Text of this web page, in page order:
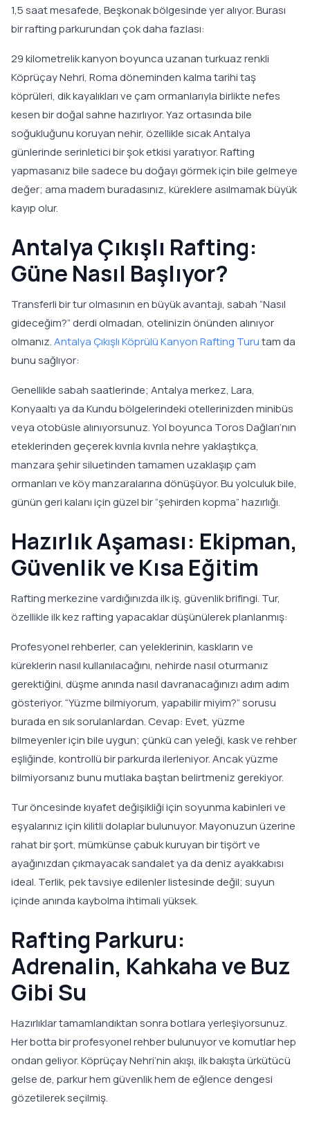
1,5 saat mesafede, Beşkonak bölgesinde yer alıyor. Burası
bir rafting parkurundan çok daha fazlası:
29 kilometrelik kanyon boyunca uzanan turkuaz renkli
Köprüçay Nehri, Roma döneminden kalma tarihi taş
köprüleri, dik kayalıkları ve çam ormanlarıyla birlikte nefes
kesen bir doğal sahne hazırlıyor. Yaz ortasında bile
soğukluğunu koruyan nehir, özellikle sıcak Antalya
günlerinde serinletici bir şok etkisi yaratıyor. Rafting
yapmasanız bile sadece bu doğayı görmek için bile gelmeye
değer; ama madem buradasınız, küreklere asılmamak büyük
kayıp olur.
Antalya Çıkışlı Rafting:
Güne Nasıl Başlıyor?
Transferli bir tur olmasının en büyük avantajı, sabah “Nasıl
gideceğim?” derdi olmadan, otelinizin önünden alınıyor
olmanız.Antalya Çıkışlı Köprülü Kanyon Rafting Turutam da
bunu sağlıyor:
Genellikle sabah saatlerinde; Antalya merkez, Lara,
Konyaaltı ya da Kundu bölgelerindeki otellerinizden minibüs
veya otobüsle alınıyorsunuz. Yol boyunca Toros Dağları’nın
eteklerinden geçerek kıvrıla kıvrıla nehre yaklaştıkça,
manzara şehir siluetinden tamamen uzaklaşıp çam
ormanları ve köy manzaralarına dönüşüyor. Bu yolculuk bile,
günün geri kalanı için güzel bir “şehirden kopma” hazırlığı.
Hazırlık Aşaması: Ekipman,
Güvenlik ve Kısa Eğitim
Rafting merkezine vardığınızda ilk iş, güvenlik brifingi. Tur,
özellikle ilk kez rafting yapacaklar düşünülerek planlanmış:
Profesyonel rehberler, can yeleklerinin, kaskların ve
küreklerin nasıl kullanılacağını, nehirde nasıl oturmanız
gerektiğini, düşme anında nasıl davranacağınızı adım adım
gösteriyor. “Yüzme bilmiyorum, yapabilir miyim?” sorusu
burada en sık sorulanlardan. Cevap: Evet, yüzme
bilmeyenler için bile uygun; çünkü can yeleği, kask ve rehber
eşliğinde, kontrollü bir parkurda ilerleniyor. Ancak yüzme
bilmiyorsanız bunu mutlaka baştan belirtmeniz gerekiyor.
Tur öncesinde kıyafet değişikliği için soyunma kabinleri ve
eşyalarınız için kilitli dolaplar bulunuyor. Mayonuzun üzerine
rahat bir şort, mümkünse çabuk kuruyan bir tişört ve
ayağınızdan çıkmayacak sandalet ya da deniz ayakkabısı
ideal. Terlik, pek tavsiye edilenler listesinde değil; suyun
içinde anında kaybolma ihtimali yüksek.
Rafting Parkuru:
Adrenalin, Kahkaha ve Buz
Gibi Su
Hazırlıklar tamamlandıktan sonra botlara yerleşiyorsunuz.
Her botta bir profesyonel rehber bulunuyor ve komutlar hep
ondan geliyor. Köprüçay Nehri’nin akışı, ilk bakışta ürkütücü
gelse de, parkur hem güvenlik hem de eğlence dengesi
gözetilerek seçilmiş.